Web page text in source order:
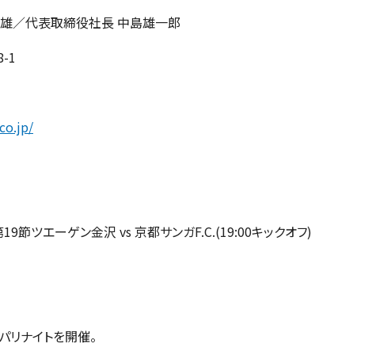
／代表取締役社長 中島雄一郎
1
節ツエーゲン金沢 vs 京都サンガF.C.(19:00キックオフ)
ナイトを開催。